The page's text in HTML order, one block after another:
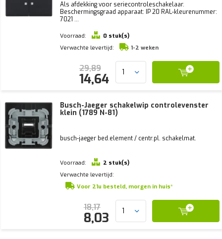
Als afdekking voor seriecontroleschakelaar.
Beschermingsgraad apparaat: IP 20 RAL-kleurenummer:
7021 ...
Voorraad:
0 stuk(s)
Verwachte levertijd:
1-2 weken
29,89
14,64
Busch-Jaeger schakelwip controlevenster
klein (1789 N-81)
busch-jaeger bed.element / centr.pl. schakelmat.
Voorraad:
2 stuk(s)
Verwachte levertijd:
Voor 21u besteld, morgen in huis*
18,17
8,03